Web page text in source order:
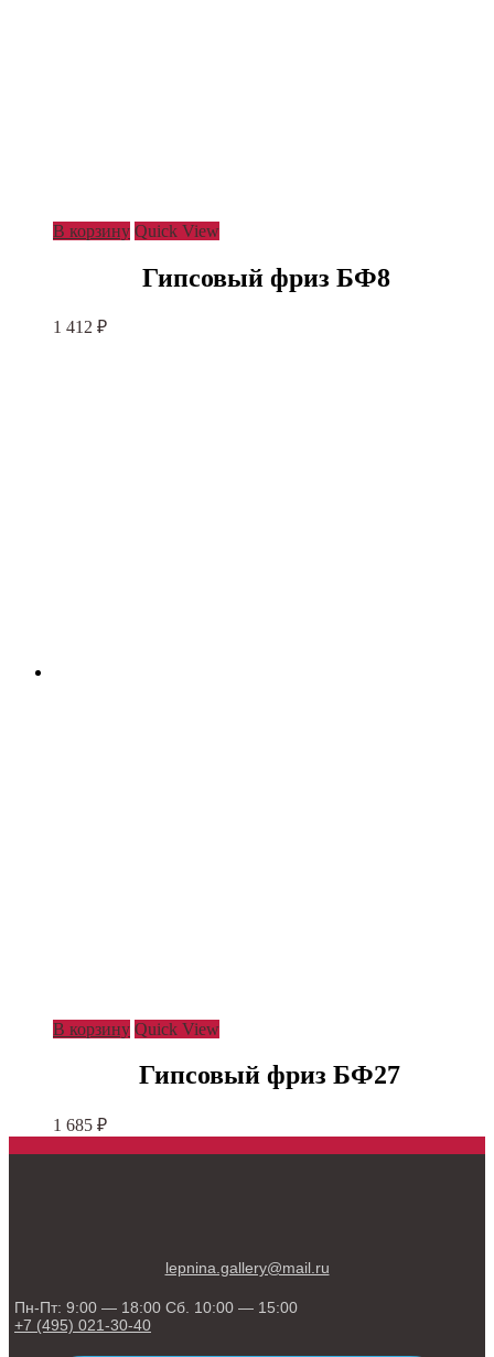
В корзину Quick View
Гипсовый фриз БФ8
1 412 ₽
В корзину Quick View
Гипсовый фриз БФ27
1 685 ₽
lepnina.gallery@mail.ru
Пн-Пт: 9:00 — 18:00 Сб. 10:00 — 15:00
+7 (495) 021-30-40